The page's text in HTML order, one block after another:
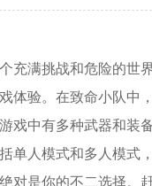
充满挑战和危险的世
体验。在致命小队中
戏中有多种武器和装
单人模式和多人模式
对是你的不二选择。